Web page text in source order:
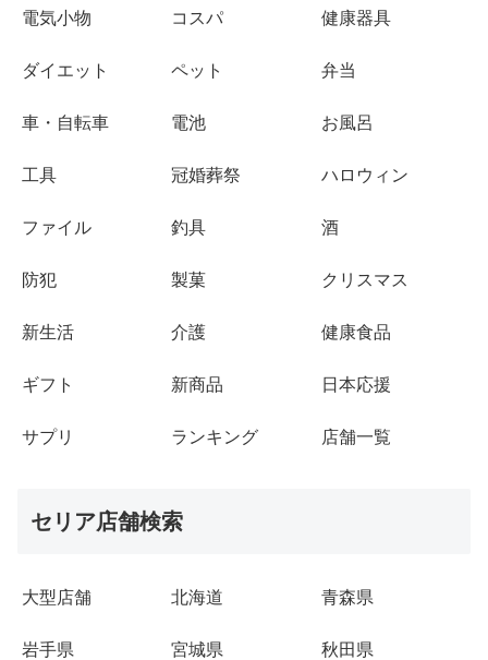
電気小物 コスパ 健康器具
ダイエット ペット 弁当
車・自転車 電池 お風呂
工具 冠婚葬祭 ハロウィン
ファイル 釣具 酒
防犯 製菓 クリスマス
新生活 介護 健康食品
ギフト 新商品 日本応援
サプリ ランキング 店舗一覧
セリア店舗検索
大型店舗 北海道 青森県
岩手県 宮城県 秋田県